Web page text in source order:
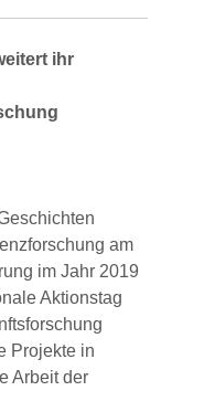
ihr
am
im Jahr 2019
Aktionstag
Projekte in
Arbeit der